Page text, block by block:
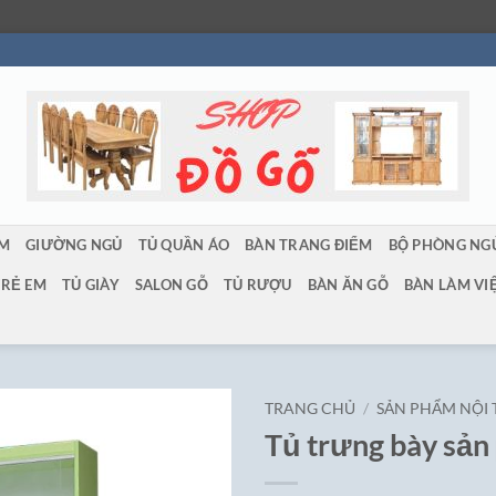
GIƯỜNG NGỦ TỦ QUẦN ÁO BÀN TRANG ĐIỂM BỘ PHÒNG
EM TỦ GIÀY SALON GỖ TỦ RƯỢU BÀN ĂN GỖ BÀN LÀM
TRANG CHỦ / SẢN PHẨM NỘI
Tủ trưng bày